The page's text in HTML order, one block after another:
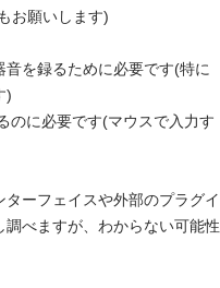
お願いします)
を録るために必要です(特に
)
のに必要です(マウスで入力す
ーフェイスや外部のプラグイ
べますが、わからない可能性